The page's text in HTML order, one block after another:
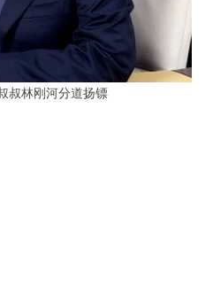
叔林刚河分道扬镖